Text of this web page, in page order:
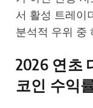
서 활성 트레이
분석적 우위 중
2026 연초
코인 수익